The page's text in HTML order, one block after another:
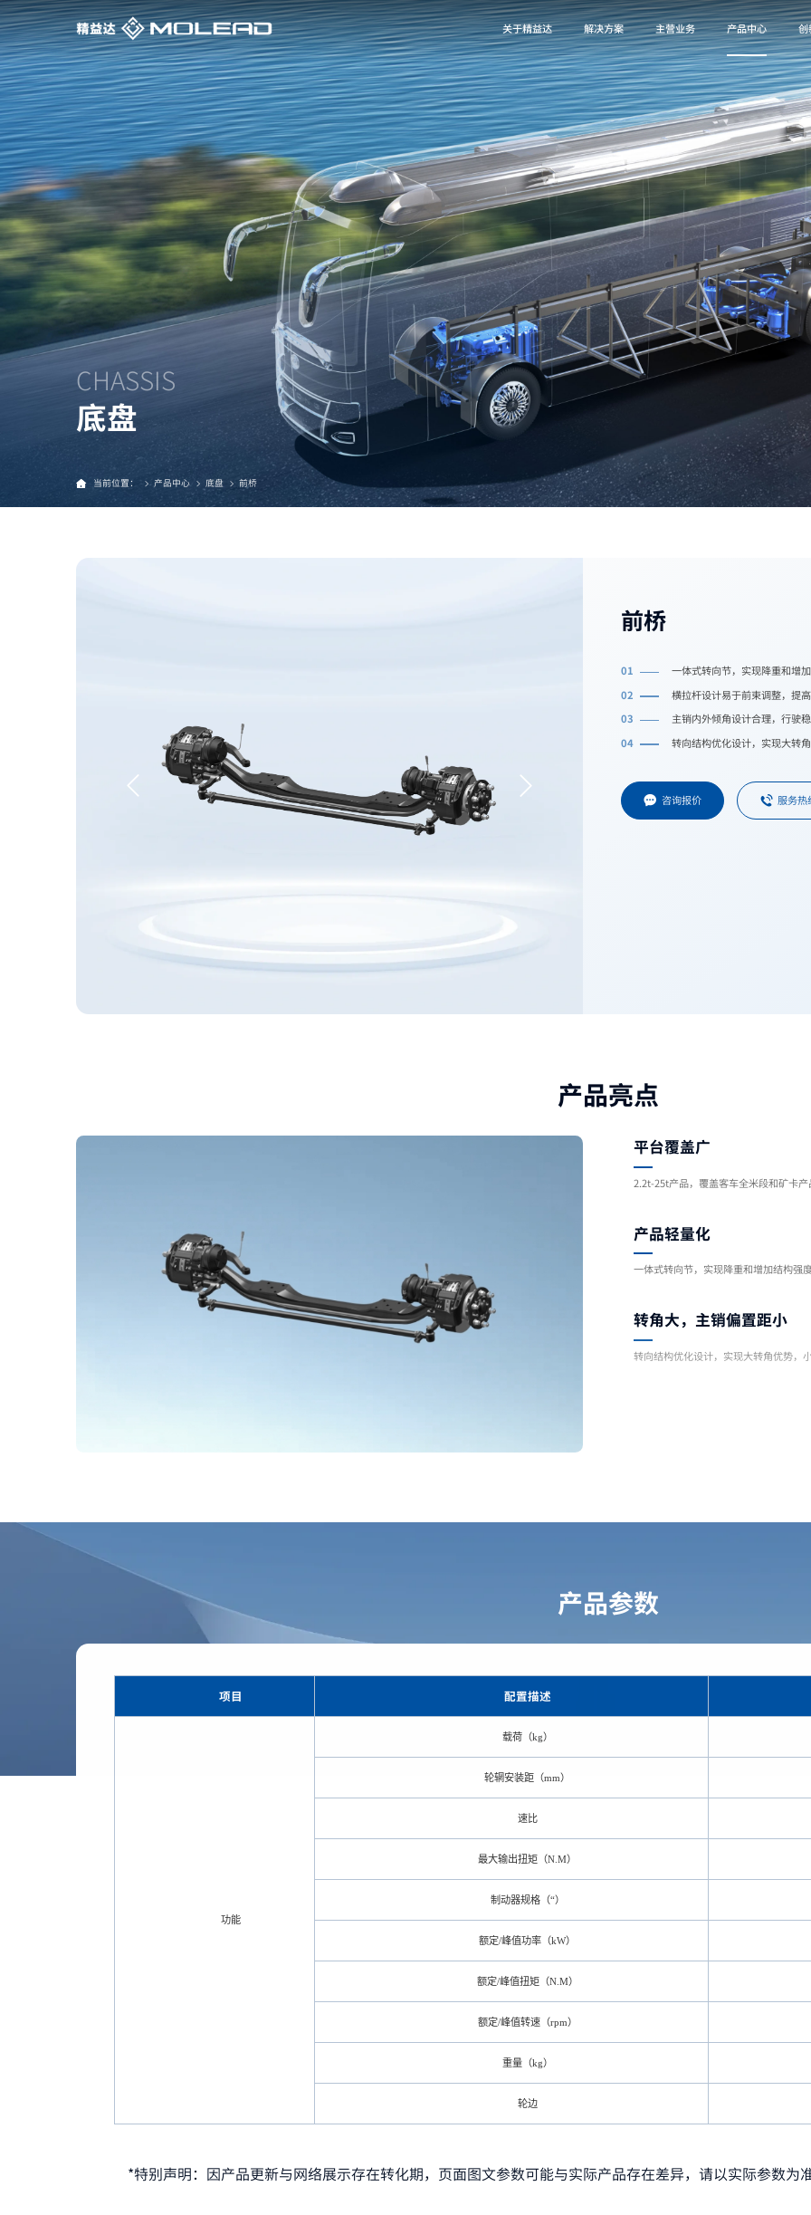
关于精益达 解决方案 主营业务 产品中心 创
CHASSIS
底盘
当前位置： 产品中心 底盘 前桥
前桥
01
一体式转向节，实现降重和增
02
横拉杆设计易于前束调整，提
03
主销内外倾角设计合理，行驶
04
转向结构优化设计，实现大转
咨询报价 服务热
产品亮点
平台覆盖广
2.2t-25t产品，覆盖客车全米段和矿卡产
产品轻量化
一体式转向节，实现降重和增加结构强
转角大，主销偏置距小
转向结构优化设计，实现大转角优势，
产品参数
项目 配置描述
功能
载荷（kg）
轮辋安装距（mm）
速比
最大输出扭矩（N.M）
制动器规格（“）
额定/峰值功率（kW）
额定/峰值扭矩（N.M）
额定/峰值转速（rpm）
重量（kg）
轮边
*特别声明：因产品更新与网络展示存在转化期，页面图文参数可能与实际产品存在差异，请以实际参数为